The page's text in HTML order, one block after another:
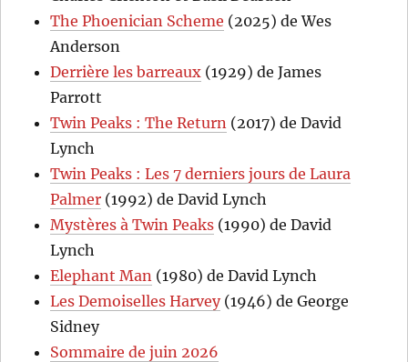
The Phoenician Scheme (2025) de Wes
Anderson
Derrière les barreaux (1929) de James
Parrott
Twin Peaks : The Return (2017) de David
Lynch
Twin Peaks : Les 7 derniers jours de Laura
Palmer (1992) de David Lynch
Mystères à Twin Peaks (1990) de David
Lynch
Elephant Man (1980) de David Lynch
Les Demoiselles Harvey(1946) de George
Sidney
Sommaire de juin 2026